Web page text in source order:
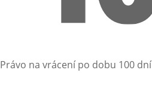
Právo na vrácení po dobu 100 dní